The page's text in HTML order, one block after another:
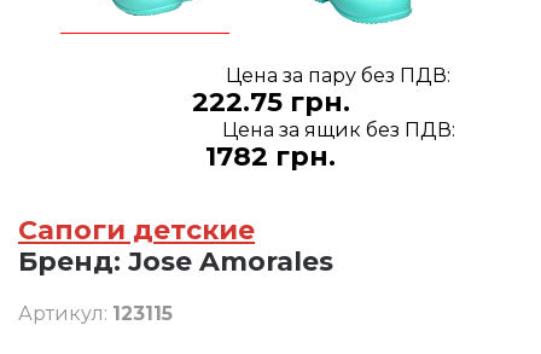
Цена за пару без ПДВ:
222.75 грн.
Цена за ящик без ПДВ:
1782 грн.
Сапоги детские
Бренд: Jose Amorales
Артикул: 123115